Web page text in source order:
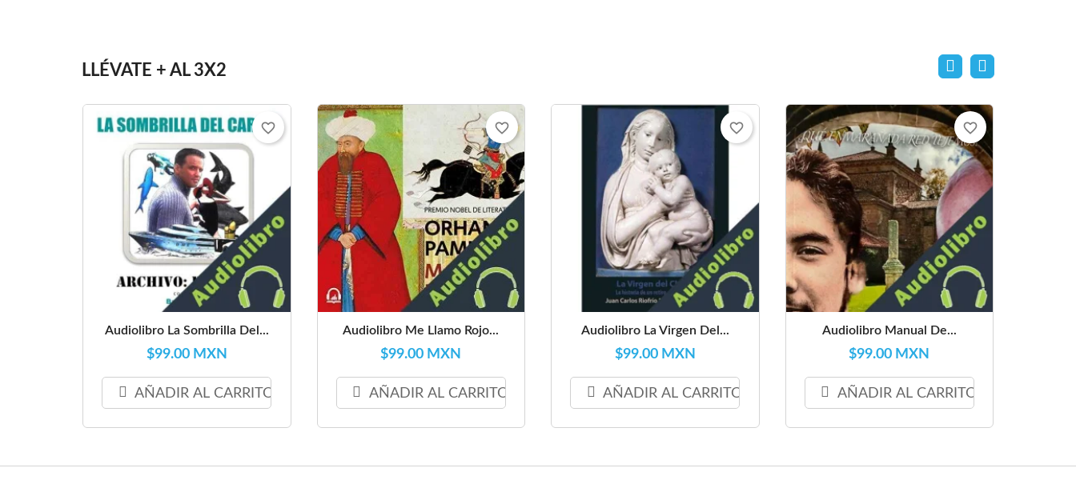
LLÉVATE + AL 3X2
Audiolibro La Sombrilla Del...
$99.00 MXN
AÑADIR AL CARRITO
favorite_border
Audiolibro Me Llamo Rojo...
$99.00 MXN
AÑADIR AL CARRITO
favorite_border
Audiolibro La Virgen Del...
$99.00 MXN
AÑADIR AL CARRITO
favorite_border
Audiolibro Manual De...
$99.00 MXN
AÑADIR AL CARRITO
favorite_border